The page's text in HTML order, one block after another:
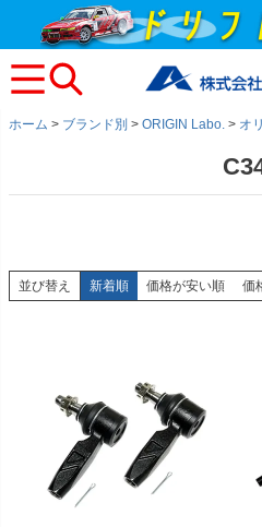
ホーム ブランド別 ORIGIN Labo. オ
並び替え 新着順 価格が安い順 価